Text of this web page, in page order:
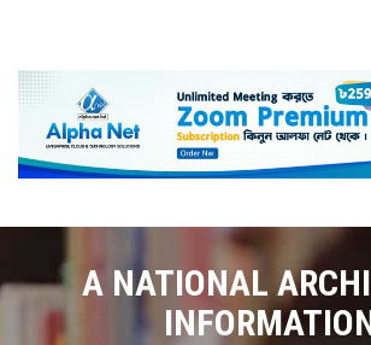
A NATIONAL